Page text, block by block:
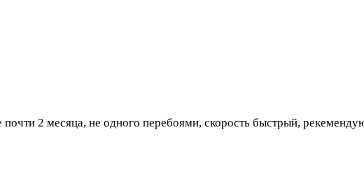
2 месяца, не одного перебоями, скорость быстрый,